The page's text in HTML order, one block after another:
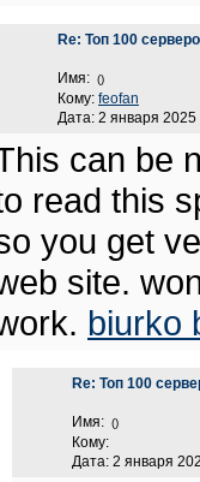
Re: Топ 100
Имя: ()
Кому: feofan
Дата: 2 января 2025
can be
read this
you get
site.
biurko
Re: Топ 100
Имя: ()
Кому:
Дата: 2 января